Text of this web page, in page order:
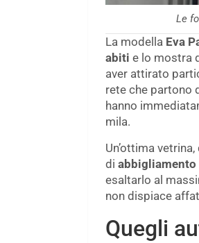
Le
La modella Eva
abiti e lo mostra
aver attirato
rete che partono
hanno
mila.
Un’ottima
di abbigliamento
esaltarlo al
non dispiace
Quegli